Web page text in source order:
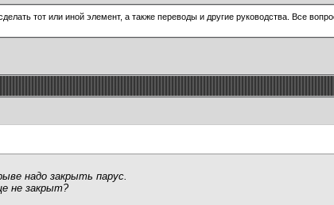
тот или иной элемент, а также переводы и другие руководства. Все
надо закрыть парус.
не закрыт?